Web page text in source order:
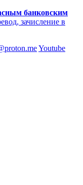
банковским
зачисление в
Youtube